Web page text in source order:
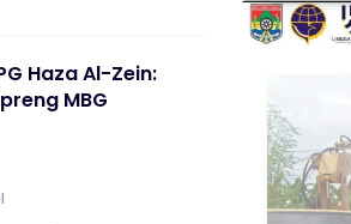
Haza Al-Zein:
MBG